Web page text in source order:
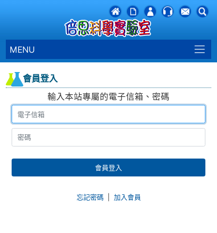
MENU
會員登入
輸入本站專屬的電子信箱、密碼
會員登入
忘記密碼| 加入會員